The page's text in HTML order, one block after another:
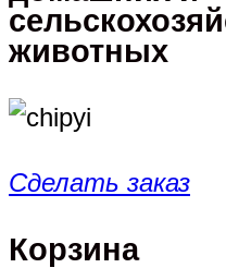
животных
Сделать заказ
Корзина